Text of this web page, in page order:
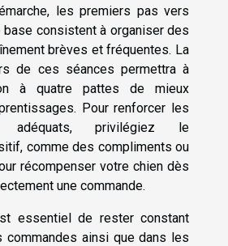
les premiers pas vers
base consistent à organiser des
brèves et fréquentes. La
de ces séances permettra à
à quatre pattes de mieux
Pour renforcer les
adéquats, privilégiez le
comme des compliments ou
récompenser votre chien dès
une commande.
essentiel de rester constant
commandes ainsi que dans les